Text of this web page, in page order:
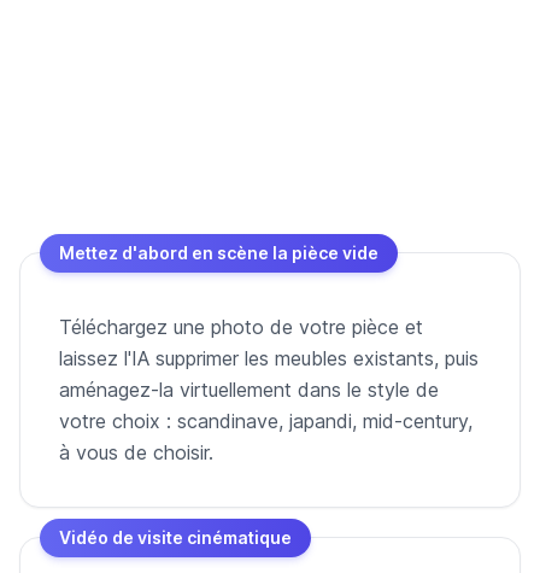
Mettez d'abord en scène la pièce vide
Téléchargez une photo de votre pièce et
laissez l'IA supprimer les meubles existants, puis
aménagez-la virtuellement dans le style de
votre choix : scandinave, japandi, mid-century,
à vous de choisir.
Vidéo de visite cinématique